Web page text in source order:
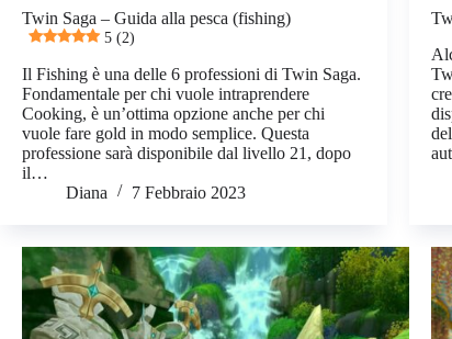
Twin Saga – Guida alla pesca (fishing)
5 (2)
Il Fishing è una delle 6 professioni di Twin Saga.
Fondamentale per chi vuole intraprendere
Cooking, è un’ottima opzione anche per chi
vuole fare gold in modo semplice. Questa
professione sarà disponibile dal livello 21, dopo
il…
Diana
7 Febbraio 2023